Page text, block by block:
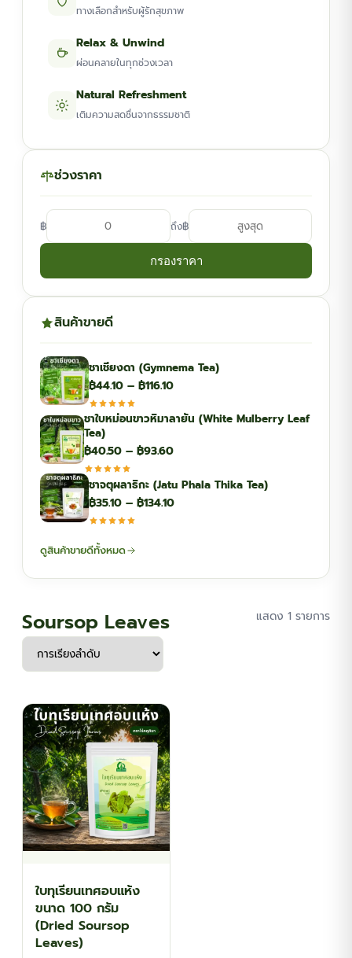
ทางเลือกสำหรับผู้รักสุขภาพ
Relax & Unwind
ผ่อนคลายในทุกช่วงเวลา
Natural Refreshment
เติมความสดชื่นจากธรรมชาติ
ช่วงราคา
฿ ถึง฿
กรองราคา
สินค้าขายดี
ชาเชียงดา (Gymnema Tea)
฿44.10 – ฿116.10Price
฿44.10
฿116.10
ชาใบหม่อนขาวหิมาลายัน (White Mulberry Leaf
Tea)
฿40.50 – ฿93.60Price
฿40.50
through
ชาจตุผลาธิกะ (Jatu Phala Thika Tea)
฿35.10 – ฿134.10Price
ดูสินค้าขายดีทั้งหมด
Soursop Leaves แสดง 1 รายการ
ใบทุเรียนเทศอบแห้ง
ขนาด 100 กรัม
(Dried Soursop
Leaves)